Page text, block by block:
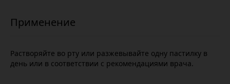
Растворяйте во рту или разжевывайте одну пастилку в
день или в соответствии с рекомендациями врача.